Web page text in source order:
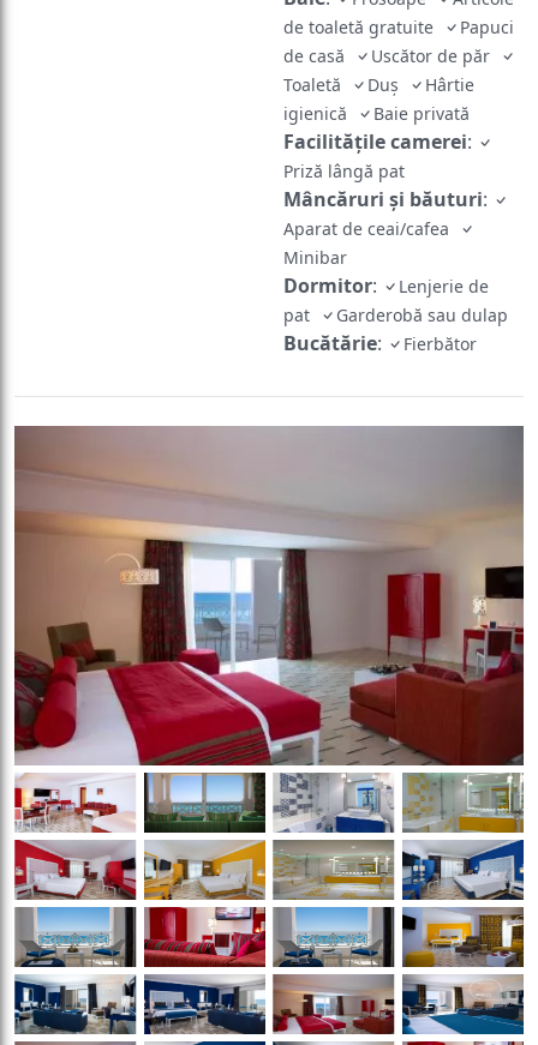
de toaletă gratuite
Papuci
de casă
Uscător de păr
Toaletă
Duș
Hârtie
igienică
Baie privată
Facilităţile camerei:
Priză lângă pat
Mâncăruri și băuturi:
Aparat de ceai/cafea
Minibar
Dormitor:
Lenjerie de
pat
Garderobă sau dulap
Bucătărie: Fierbător